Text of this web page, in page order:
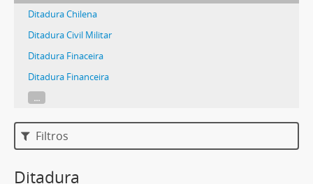
Ditadura Chilena
Ditadura Civil Militar
Ditadura Finaceira
Ditadura Financeira
...
Filtros
Ditadura